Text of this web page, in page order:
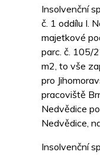
Insolvenční
č. 1 oddílu I.
majetkové
parc. č. 105/
m2, to vše
pro
pracoviště
Nedvědice
Nedvědice,
Insolvenční